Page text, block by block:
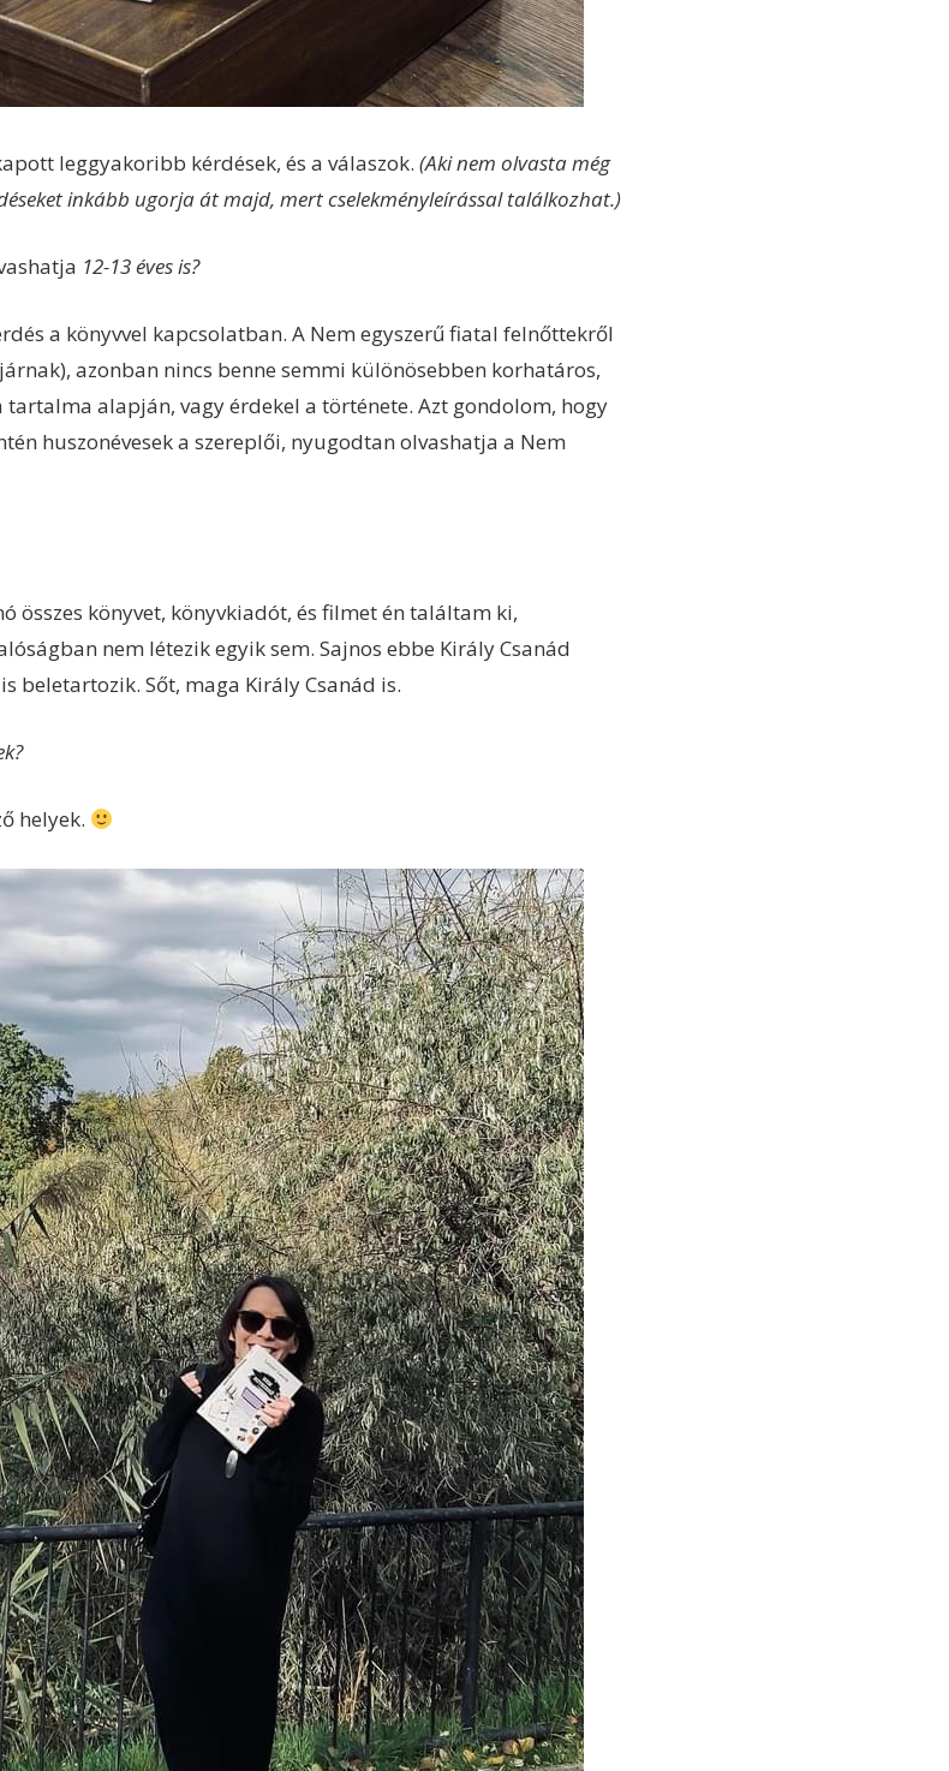
leggyakoribb kérdések, és a válaszok. (Aki nem olvasta még
inkább ugorja át majd, mert cselekményleírással találkozhat.)
12-13 éves is?
a könyvvel kapcsolatban. A Nem egyszerű fiatal felnőttekről
azonban nincs benne semmi különösebben korhatáros,
alapján, vagy érdekel a története. Azt gondolom, hogy
huszonévesek a szereplői, nyugodtan olvashatja a Nem
összes könyvet, könyvkiadót, és filmet én találtam ki,
nem létezik egyik sem. Sajnos ebbe Király Csanád
beletartozik. Sőt, maga Király Csanád is.
helyek.